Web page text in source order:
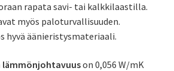
rapata savi- tai kalkkilaastilla.
myös paloturvallisuuden.
hyvä äänieristysmateriaali.
lämmönjohtavuuson 0,056 W/mK